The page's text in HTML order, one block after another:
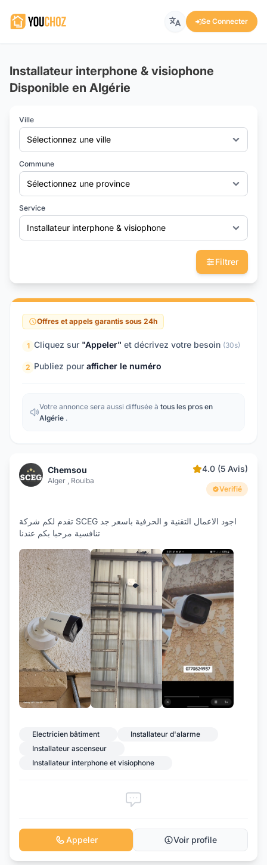
Se Connecter
Installateur interphone & visiophone
Disponible en Algérie
Ville
Sélectionnez une ville
Commune
Sélectionnez une province
Service
Installateur interphone & visiophone
Filtrer
Offres et appels garantis sous 24h
1 Cliquez sur "Appeler" et décrivez votre besoin (30s)
2 Publiez pour afficher le numéro
Votre annonce sera aussi diffusée à tous les pros en
Algérie .
Chemsou
Alger , Rouiba
4.0 (5 Avis)
Verifié
تقدم لكم شركة SCEG اجود الاعمال التقنية و الحرفية باسعر جد
تنافسية مرحبا بكم عندنا
Electricien bâtiment
Installateur d'alarme
Installateur ascenseur
Installateur interphone et visiophone
Appeler Voir profile